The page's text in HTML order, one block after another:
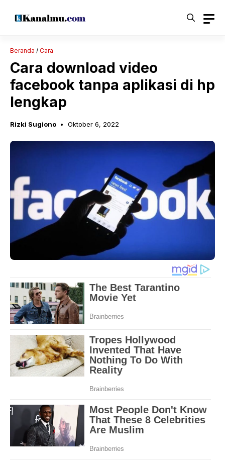
Beranda / Cara
Cara download video
facebook tanpa aplikasi di hp
lengkap
Rizki Sugiono Oktober 6, 2022